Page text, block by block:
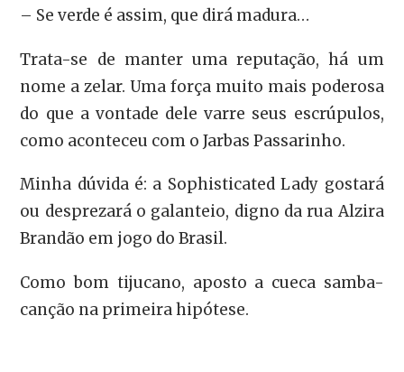
– Se verde é assim, que dirá madura…
Trata-se de manter uma reputação, há um
nome a zelar. Uma força muito mais poderosa
do que a vontade dele varre seus escrúpulos,
como aconteceu com o Jarbas Passarinho.
Minha dúvida é: a Sophisticated Lady gostará
ou desprezará o galanteio, digno da rua Alzira
Brandão em jogo do Brasil.
Como bom tijucano, aposto a cueca samba-
canção na primeira hipótese.